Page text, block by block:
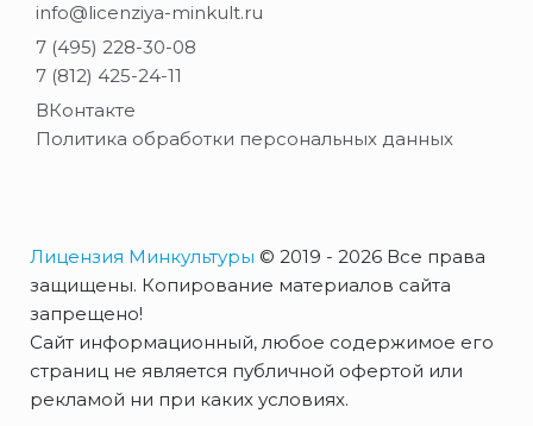
info@licenziya-minkult.ru
7 (495) 228-30-08
7 (812) 425-24-11
ВКонтакте
Политика обработки персональных данных
Лицензия Минкультуры © 2019 - 2026 Все права
защищены. Копирование материалов сайта
запрещено!
Сайт информационный, любое содержимое его
страниц не является публичной офертой или
рекламой ни при каких условиях.